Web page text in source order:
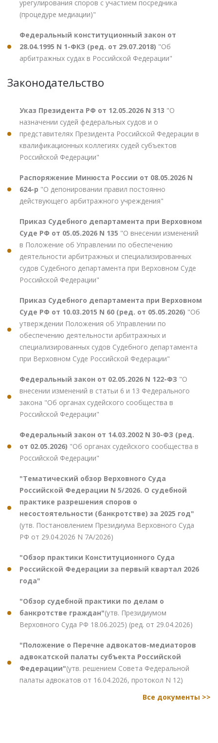
урегулирования споров с участием посредника
(процедуре медиации)"
Федеральный конституционный закон от
28.04.1995 N 1-ФКЗ (ред. от 29.07.2018) "Об
арбитражных судах в Российской Федерации"
Законодательство
Указ Президента РФ от 12.05.2026 N 313 "О
назначении судей федеральных судов и о
представителях Президента Российской Федерации в
квалификационных коллегиях судей субъектов
Российской Федерации"
Распоряжение Минюста России от 08.05.2026 N
624-р "О депонировании правил постоянно
действующего арбитражного учреждения"
Приказ Судебного департамента при Верховном
Суде РФ от 05.05.2026 N 135 "О внесении изменений
в Положение об Управлении по обеспечению
деятельности арбитражных и специализированных
судов Судебного департамента при Верховном Суде
Российской Федерации"
Приказ Судебного департамента при Верховном
Суде РФ от 10.03.2015 N 60 (ред. от 05.05.2026) "Об
утверждении Положения об Управлении по
обеспечению деятельности арбитражных и
специализированных судов Судебного департамента
при Верховном Суде Российской Федерации"
Федеральный закон от 02.05.2026 N 122-ФЗ "О
внесении изменений в статьи 6 и 13 Федерального
закона "Об органах судейского сообщества в
Российской Федерации"
Федеральный закон от 14.03.2002 N 30-ФЗ (ред.
от 02.05.2026) "Об органах судейского сообщества в
Российской Федерации"
"Тематический обзор Верховного Суда
Российской Федерации N 5/2026. О судебной
практике разрешения споров о
несостоятельности (банкротстве) за 2025 год"
(утв. Постановлением Президиума Верховного Суда
РФ от 29.04.2026 N 7А/2026)
"Обзор практики Конституционного Суда
Российской Федерации за первый квартал 2026
года"
"Обзор судебной практики по делам о
банкротстве граждан"(утв. Президиумом
Верховного Суда РФ 18.06.2025) (ред. от 29.04.2026)
"Положение о Перечне адвокатов-медиаторов
адвокатской палаты субъекта Российской
Федерации"(утв. решением Совета Федеральной
палаты адвокатов от 16.04.2026, протокол N 12)
Все документы >>